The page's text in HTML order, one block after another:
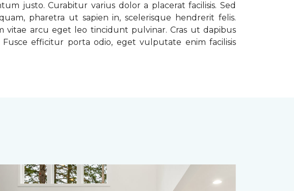
justo. Curabitur varius dolor a placerat facilisis. Sed
pharetra ut sapien in, scelerisque hendrerit felis.
vitae arcu eget leo tincidunt pulvinar. Cras ut dapibus
Fusce efficitur porta odio, eget vulputate enim facilisis